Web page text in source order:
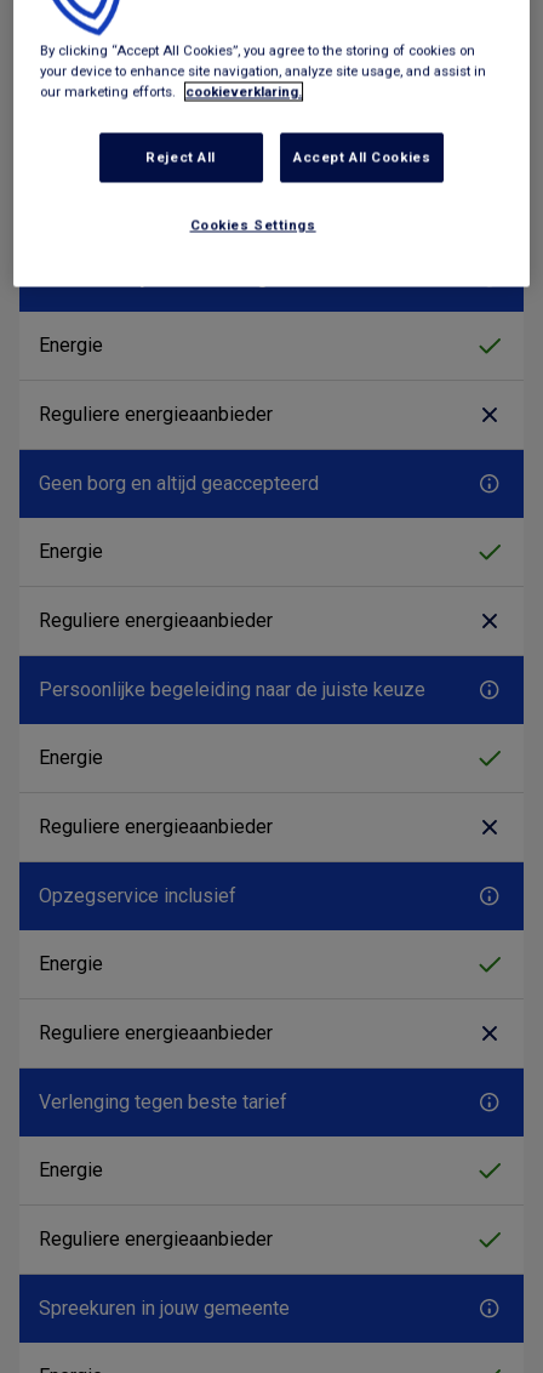
Beste tarief per aanbieder
Geen borg en altijd geaccepteerd
Persoonlijke begeleiding naar de juiste keuze
Opzegservice inclusief
Verlenging tegen beste tarief
Spreekuren in jouw gemeente
By clicking “Accept All Cookies”, you agree to the storing of cookies on
your device to enhance site navigation, analyze site usage, and assist in
our marketing efforts.
cookieverklaring.
Reject All Accept All Cookies
Cookies Settings